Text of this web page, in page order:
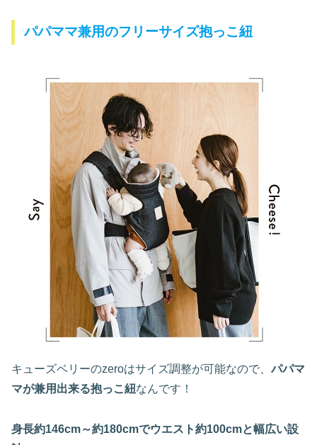
パパママ兼用のフリーサイズ抱っこ紐
キューズベリーのzeroはサイズ調整が可能なので、パパマ
マが兼用出来る抱っこ紐なんです！
身長約146cm～約180cmでウエスト約100cmと幅広い設